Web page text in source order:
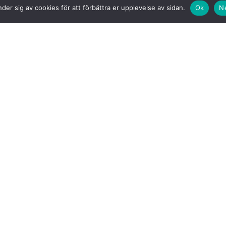
sig av cookies för att förbättra er upplevelse av sidan. Ok